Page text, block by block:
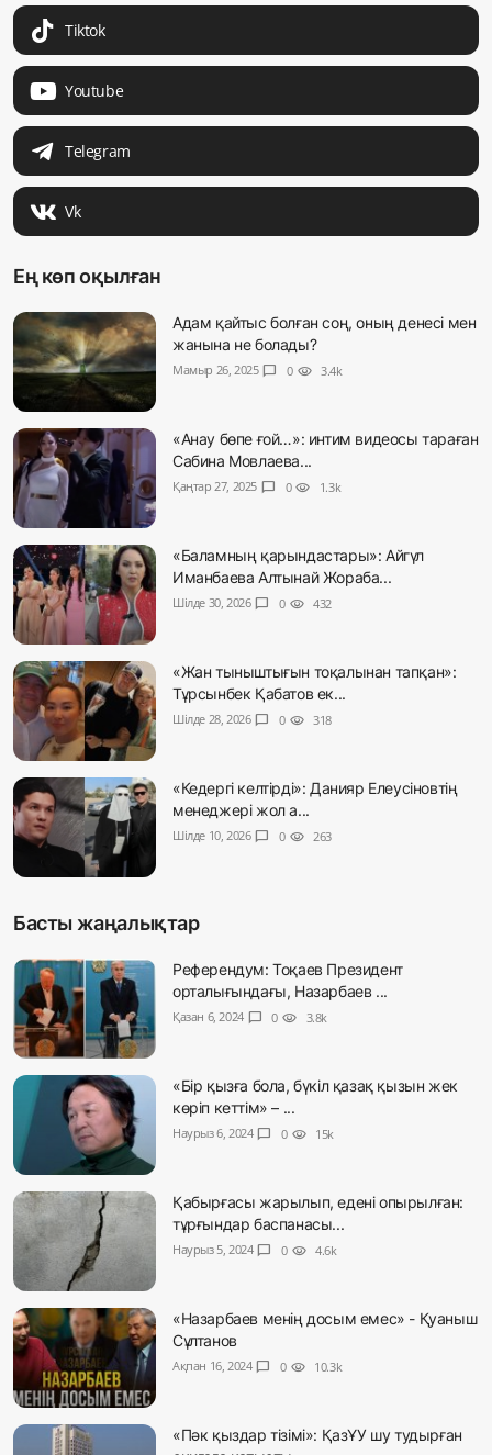
Tiktok
Youtube
Telegram
Vk
Ең көп оқылған
Адам қайтыс болған соң, оның денесі мен
жанына не болады?
Мамыр 26, 2025 chat_bubble 0 visibility 3.4k
«Анау бөпе ғой…»: интим видеосы тараған
Сабина Мовлаева...
Қаңтар 27, 2025 chat_bubble 0 visibility 1.3k
«Баламның қарындастары»: Айгүл
Иманбаева Алтынай Жораба...
Шілде 30, 2026 chat_bubble 0 visibility 432
«Жан тыныштығын тоқалынан тапқан»:
Тұрсынбек Қабатов ек...
Шілде 28, 2026 chat_bubble 0 visibility 318
«Кедергі келтірді»: Данияр Елеусіновтің
менеджері жол а...
Шілде 10, 2026 chat_bubble 0 visibility 263
Басты жаңалықтар
Референдум: Тоқаев Президент
орталығындағы, Назарбаев ...
Қазан 6, 2024 chat_bubble 0 visibility 3.8k
«Бір қызға бола, бүкіл қазақ қызын жек
көріп кеттім» – ...
Наурыз 6, 2024 chat_bubble 0 visibility 15k
Қабырғасы жарылып, едені опырылған:
тұрғындар баспанасы...
Наурыз 5, 2024 chat_bubble 0 visibility 4.6k
«Назарбаев менің досым емес» - Қуаныш
Сұлтанов
Ақпан 16, 2024 chat_bubble 0 visibility 10.3k
«Пәк қыздар тізімі»: ҚазҰУ шу тудырған